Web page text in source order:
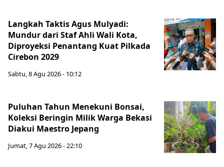
Langkah Taktis Agus Mulyadi:
Mundur dari Staf Ahli Wali Kota,
Diproyeksi Penantang Kuat Pilkada
Cirebon 2029
Sabtu, 8 Agu 2026 - 10:12
Puluhan Tahun Menekuni Bonsai,
Koleksi Beringin Milik Warga Bekasi
Diakui Maestro Jepang
Jumat, 7 Agu 2026 - 22:10